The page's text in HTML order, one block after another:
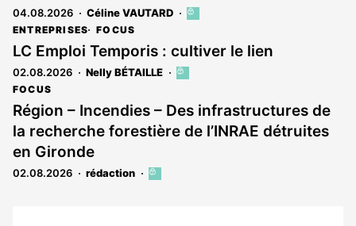
04.08.2026 Céline VAUTARD
Cet
est
réservé
ENTREPRISES FOCUS
LC Emploi Temporis : cultiver le lien
02.08.2026 Nelly BÉTAILLE
Cet
réservé
aux
FOCUS
Région – Incendies – Des infrastructures de
la recherche forestière de l’INRAE détruites
en Gironde
02.08.2026 rédaction
Cet